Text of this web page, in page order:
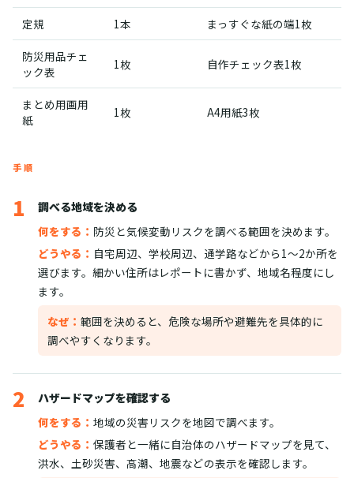
定規 1本 まっすぐな紙の端1枚
防災用品チェ
ック表
1枚 自作チェック表1枚
まとめ用画用
紙
1枚 A4用紙3枚
手順
1
調べる地域を決める
何をする： 防災と気候変動リスクを調べる範囲を決めます。
どうやる： 自宅周辺、学校周辺、通学路などから1〜2か所を
選びます。細かい住所はレポートに書かず、地域名程度にし
ます。
なぜ： 範囲を決めると、危険な場所や避難先を具体的に
調べやすくなります。
2
ハザードマップを確認する
何をする： 地域の災害リスクを地図で調べます。
どうやる： 保護者と一緒に自治体のハザードマップを見て、
洪水、土砂災害、高潮、地震などの表示を確認します。